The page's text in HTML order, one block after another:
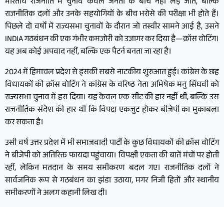
राजनीतिक दलों और उनके सहयोगियों के बीच भरोसे की परीक्षा भी होते हैं।
पिछले दो वर्षों में राज्यसभा चुनावों के दौरान जो तस्वीर सामने आई है, उसने
INDIA गठबंधन की एक गंभीर कमजोरी को उजागर कर दिया है—क्रॉस वोटिंग।
यह अब कोई अपवाद नहीं, बल्कि एक पैटर्न बनता जा रहा है।
2024 में हिमाचल प्रदेश से इसकी सबसे नाटकीय शुरुआत हुई। कांग्रेस के छह
विधायकों की क्रॉस वोटिंग ने कांग्रेस के वरिष्ठ नेता अभिषेक मनु सिंघवी को
राज्यसभा चुनाव में हरा दिया। यह केवल एक सीट की हार नहीं थी, बल्कि उस
राजनीतिक संदेश की हार थी कि विपक्ष एकजुट होकर बीजेपी का मुकाबला
कर सकता है।
उसी वर्ष उत्तर प्रदेश में भी समाजवादी पार्टी के कुछ विधायकों की क्रॉस वोटिंग
ने बीजेपी को अतिरिक्त फायदा पहुंचाया। विपक्षी एकता की बातें मंचों पर होती
रहीं, लेकिन मतदान के समय समीकरण बदल गए। राजनीतिक दलों ने
सार्वजनिक रूप से गठबंधन का झंडा उठाया, मगर निजी हितों और स्थानीय
समीकरणों ने अलग कहानी लिख दी।